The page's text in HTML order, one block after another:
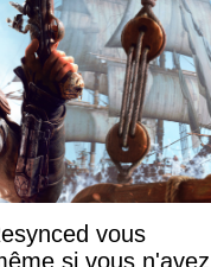
vous
si vous n'avez